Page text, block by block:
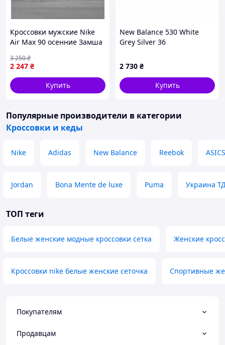
Кроссовки мужские Nike
Air Max 90 осенние Замша
2 247 ₴
3 250₴
Купить
New Balance 530 White
Grey Silver 36
2 730 ₴
Купить
Популярные производители в категории
Кроссовки и кеды
Nike Adidas New Balance Reebok ASICS
Jordan Bona Mente de luxe Puma Украина
ТОП теги
Белые женские модные кроссовки сетка Женские
Кроссовки nike белые женские сеточка Спортивные
Покупателям
Продавцам